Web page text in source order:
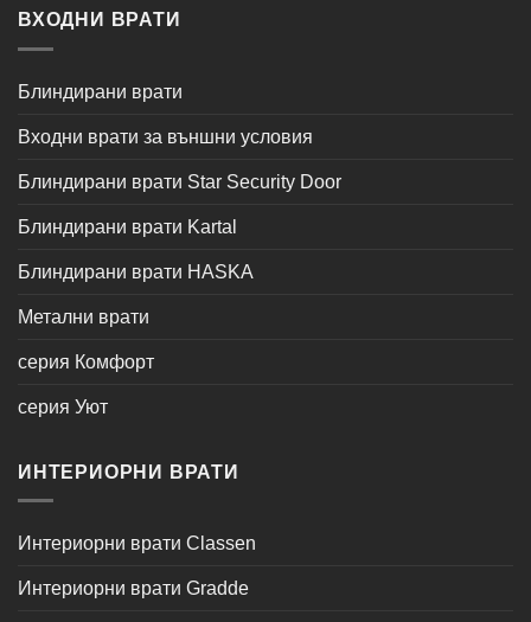
ВХОДНИ ВРАТИ
Блиндирани врати
Входни врати за външни условия
Блиндирани врати Star Security Door
Блиндирани врати Kartal
Блиндирани врати HASKA
Метални врати
серия Комфорт
серия Уют
ИНТЕРИОРНИ ВРАТИ
Интериорни врати Classen
Интериорни врати Gradde